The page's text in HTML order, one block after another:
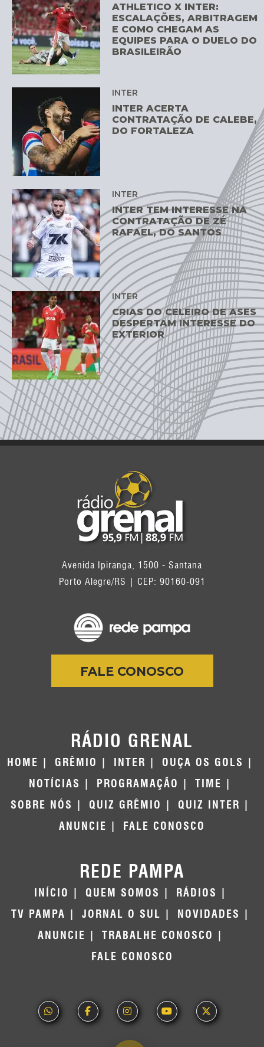
ATHLETICO X INTER:
ESCALAÇÕES, ARBITRAGEM
E COMO CHEGAM AS
EQUIPES PARA O DUELO DO
BRASILEIRÃO
INTER
INTER ACERTA
CONTRATAÇÃO DE CALEBE,
DO FORTALEZA
INTER
INTER TEM INTERESSE NA
CONTRATAÇÃO DE ZÉ
RAFAEL, DO SANTOS
INTER
CRIAS DO CELEIRO DE ASES
DESPERTAM INTERESSE DO
EXTERIOR
Avenida Ipiranga, 1500 - Santana
Porto Alegre/RS | CEP: 90160-091
FALE CONOSCO
RÁDIO GRENAL
HOME GRÊMIO INTER
OUÇA OS GOLS
NOTÍCIAS
PROGRAMAÇÃO
TIME
SOBRE NÓS
QUIZ GRÊMIO
QUIZ INTER
ANUNCIE
FALE CONOSCO
REDE PAMPA
INÍCIO QUEM SOMOS
RÁDIOS
TV PAMPA
JORNAL O SUL
NOVIDADES
ANUNCIE
TRABALHE CONOSCO
FALE CONOSCO